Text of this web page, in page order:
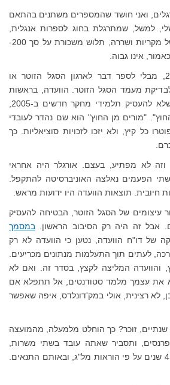
ואני חושד שהמספרים משתנים בהתאם
למשל, שמתרגלת בחוג לספרות אנגלית,
קיבלה לפני זמן מה, בהתפרצות מרושעת של מקריות ושררה, תלוש משכורת על סך 200-
אינו גבוה.
אולם גם החסד הזה אינו מובטח. ב-2004, מבלי לספר דבר לארגון הסגל הזוטר או
מעמד הסגל הזוטר. הוועדה, בראשות
"מורים מן החוץ" הוא שם נהדר לעובדי
כל קיץ, ולא יזכו לזכויות סוציאליות. כך
לא מפתיע, בעצם. אורגלר היה אחראי
מדיניות בדיוק ב-1987 וב-1994. בשתי הפעמים נאלצה האוניברסיטה להתקפל.
תוצאות הוועדה היו ידועות מראש.
עיצומים של הסגל הזוטר, הבטיחה להעסיק
אבל זה היה רק הסיבוב הראשון. במסמך
של דו"ח הוועדה, נטען כי הוועדה לא רק
לעתים תוך התעלמות מנתונים מכריעים.
והוועדה המליצה לקצץ, בסדר זה. ואם לא
את עצמך מלמד סטודנטים, אל תתפלא אם
לא רצינית, אולי במק'דונלדס, איפה שאפשר
זוכר? כך הוחלט מלמעלה, מהמועצה
ותסביר שאתה עובד בשתי משרות,
תקבל עוד שנה. אולי. ואחר כך הדוקטורט, 4.5 שנים על פי הוראות מל"ג, ובאותם התנאים.